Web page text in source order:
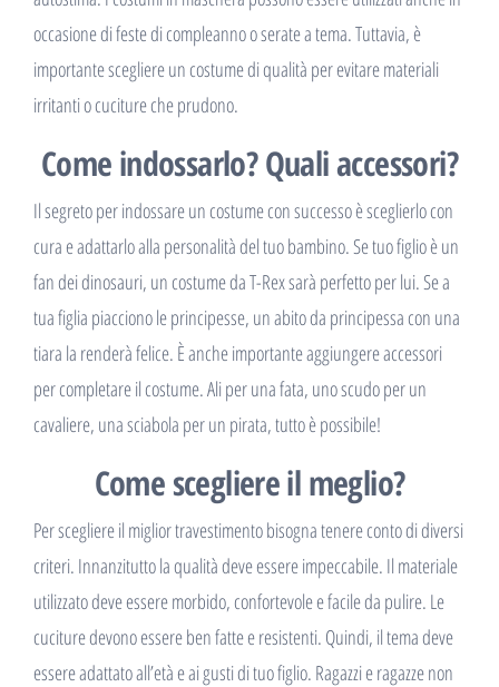
occasione di feste di compleanno o serate a tema. Tuttavia, è
importante scegliere un costume di qualità per evitare materiali
irritanti o cuciture che prudono.
Come indossarlo? Quali accessori?
Il segreto per indossare un costume con successo è sceglierlo con
cura e adattarlo alla personalità del tuo bambino. Se tuo figlio è un
fan dei dinosauri, un costume da T-Rex sarà perfetto per lui. Se a
tua figlia piacciono le principesse, un abito da principessa con una
tiara la renderà felice. È anche importante aggiungere accessori
per completare il costume. Ali per una fata, uno scudo per un
cavaliere, una sciabola per un pirata, tutto è possibile!
Come scegliere il meglio?
Per scegliere il miglior travestimento bisogna tenere conto di diversi
criteri. Innanzitutto la qualità deve essere impeccabile. Il materiale
utilizzato deve essere morbido, confortevole e facile da pulire. Le
cuciture devono essere ben fatte e resistenti. Quindi, il tema deve
essere adattato all’età e ai gusti di tuo figlio. Ragazzi e ragazze non